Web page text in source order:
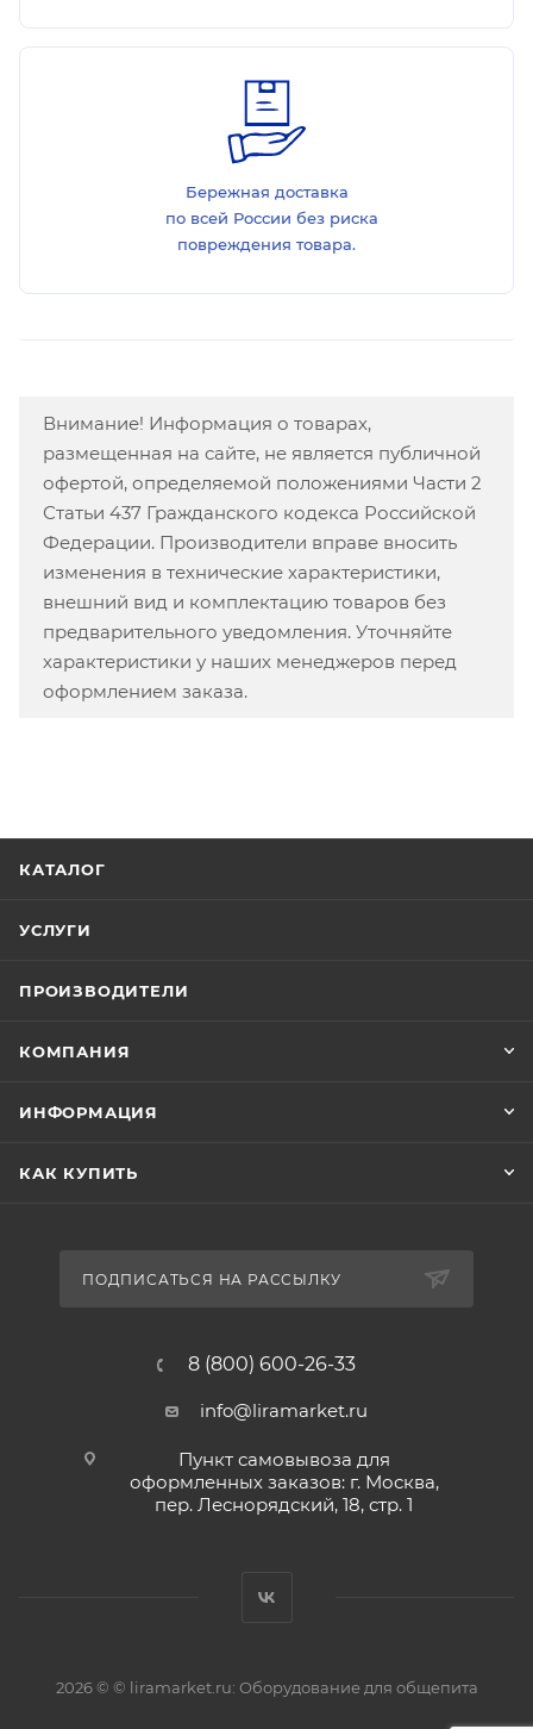
Бережная доставка
по всей России без риска
повреждения товара.
Внимание! Информация о товарах,
размещенная на сайте, не является публичной
офертой, определяемой положениями Части 2
Статьи 437 Гражданского кодекса Российской
Федерации. Производители вправе вносить
изменения в технические характеристики,
внешний вид и комплектацию товаров без
предварительного уведомления. Уточняйте
характеристики у наших менеджеров перед
оформлением заказа.
КАТАЛОГ
УСЛУГИ
ПРОИЗВОДИТЕЛИ
КОМПАНИЯ
ИНФОРМАЦИЯ
КАК КУПИТЬ
ПОДПИСАТЬСЯ НА РАССЫЛКУ
8 (800) 600-26-33
info@liramarket.ru
Пункт самовывоза для
оформленных заказов: г. Москва,
пер. Леснорядский, 18, стр. 1
2026 © © liramarket.ru: Оборудование для общепита